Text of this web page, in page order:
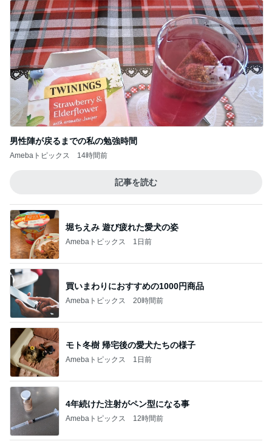
男性陣が戻るまでの私の勉強時間
Amebaトピックス 14時間前
記事を読む
堀ちえみ 遊び疲れた愛犬の姿
Amebaトピックス 1日前
買いまわりにおすすめの1000円商品
Amebaトピックス 20時間前
モト冬樹 帰宅後の愛犬たちの様子
Amebaトピックス 1日前
4年続けた注射がペン型になる事
Amebaトピックス 12時間前